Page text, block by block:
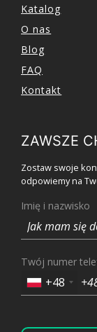
Katalog
O nas
Blog
FAQ
Kontakt
ZAWSZE
Zostaw swoje
odpowiemy na
Imię i nazwisko
Twój numer
+48